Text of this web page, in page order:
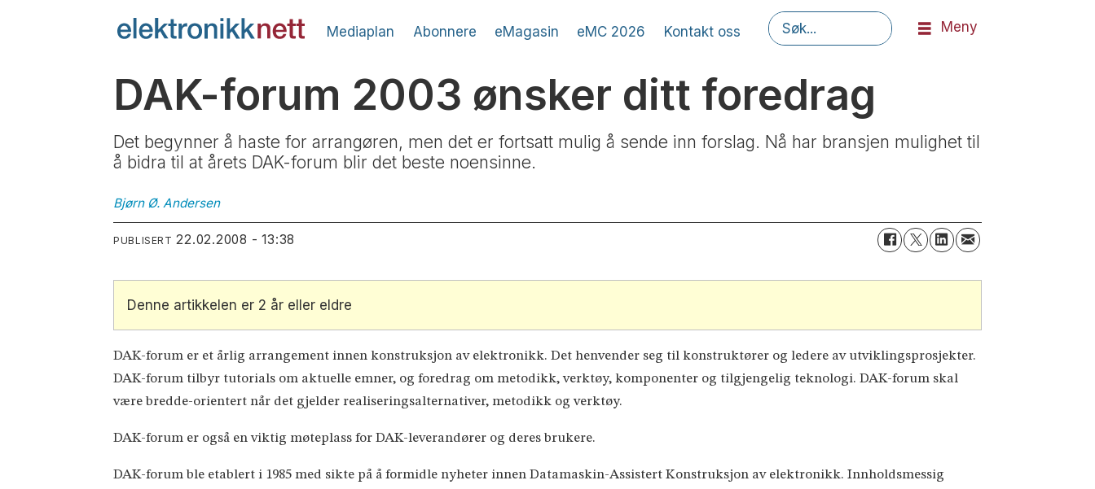
Mediaplan Abonnere eMagasin eMC 2026 Kontakt oss Søk
Meny
DAK-forum 2003 ønsker ditt foredrag
Det begynner å haste for arrangøren, men det er fortsatt mulig å sende inn forslag. Nå har bransjen mulighet til
å bidra til at årets DAK-forum blir det beste noensinne.
Bjørn Ø. Andersen
PUBLISERT 22.02.2008 - 13:38
Denne artikkelen er 2 år eller eldre
DAK-forum er et årlig arrangement innen konstruksjon av elektronikk. Det henvender seg til konstruktører og ledere av utviklingsprosjekter.
DAK-forum tilbyr tutorials om aktuelle emner, og foredrag om metodikk, verktøy, komponenter og tilgjengelig teknologi. DAK-forum skal
være bredde-orientert når det gjelder realiseringsalternativer, metodikk og verktøy.
DAK-forum er også en viktig møteplass for DAK-leverandører og deres brukere.
DAK-forum ble etablert i 1985 med sikte på å formidle nyheter innen Datamaskin-Assistert Konstruksjon av elektronikk. Innholdsmessig